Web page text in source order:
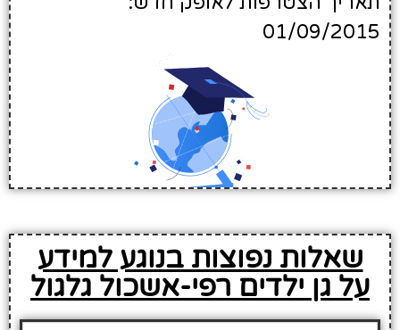
01/09/2015
שאלות נפוצות בנוגע למידע
על גן ילדים רפי-אשכול גלגול